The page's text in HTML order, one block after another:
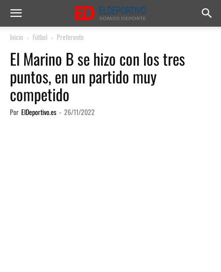
Inicio Fútbol Preferente
El Marino B se hizo con los tres
puntos, en un partido muy
competido
Por ElDeportivo.es - 26/11/2022